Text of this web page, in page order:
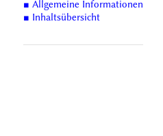
■ Allgemeine Informationen
■ Inhaltsübersicht